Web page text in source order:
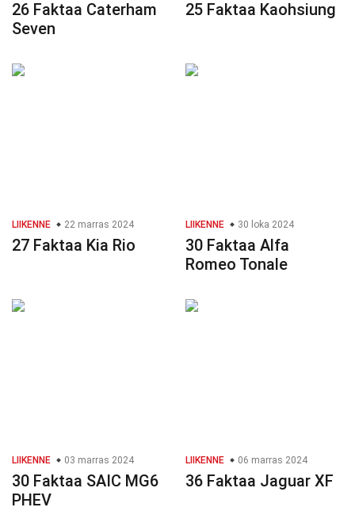
26 Faktaa Caterham
Seven
25 Faktaa Kaohsiung
LIIKENNE 22 marras 2024
27 Faktaa Kia Rio
LIIKENNE 30 loka 2024
30 Faktaa Alfa
Romeo Tonale
LIIKENNE 03 marras 2024
30 Faktaa SAIC MG6
PHEV
LIIKENNE 06 marras 2024
36 Faktaa Jaguar XF